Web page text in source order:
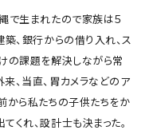
で生まれたので家族は５
築、銀行からの借り入れ、ス
の課題を解決しながら常
、当直、胃カメラなどのア
から私たちの子供たちをか
くれ、設計士も決まった。